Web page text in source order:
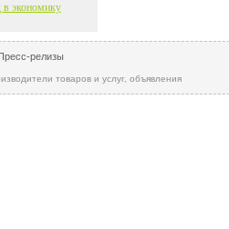
в экономику
релизы
товаров и услуг, объявления